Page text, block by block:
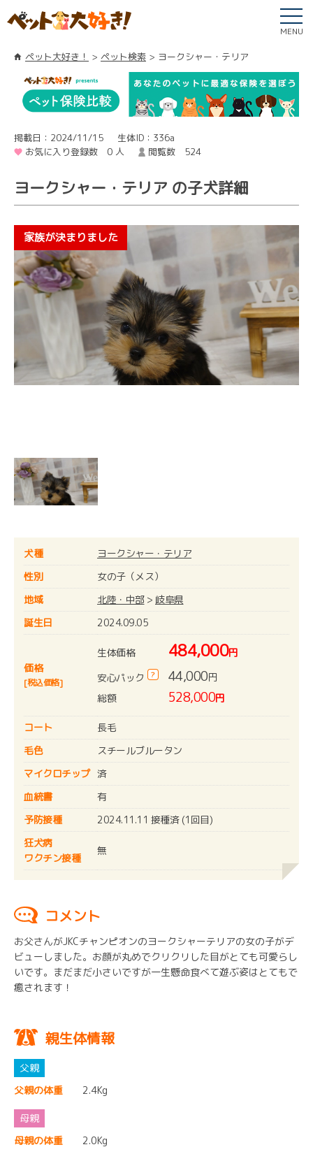
MENU
ペット大好き！ ペット検索 ヨークシャー・テリア
掲載日：2024/11/15
生体ID：336a
お気に入り登録数 0 人
閲覧数 524
ヨークシャー・テリア の子犬詳細
犬種
ヨークシャー・テリア
性別
女の子（メス）
地域
北陸・中部> 岐阜県
誕生日
2024.09.05
価格
[税込価格]
生体価格 484,000円
安心パック
? 44,000円
総額
528,000円
コート
長毛
毛色
スチールブルータン
マイクロチップ 済
血統書
有
予防接種
2024.11.11 接種済 (1回目)
狂犬病
ワクチン接種
無
コメント
お父さんがJKCチャンピオンのヨークシャーテリアの女の子がデ
ビューしました。お顔が丸めでクリクリした目がとても可愛らし
いです。まだまだ小さいですが一生懸命食べて遊ぶ姿はとてもで
癒されます！
親生体情報
父親の体重 2.4Kg
母親の体重 2.0Kg